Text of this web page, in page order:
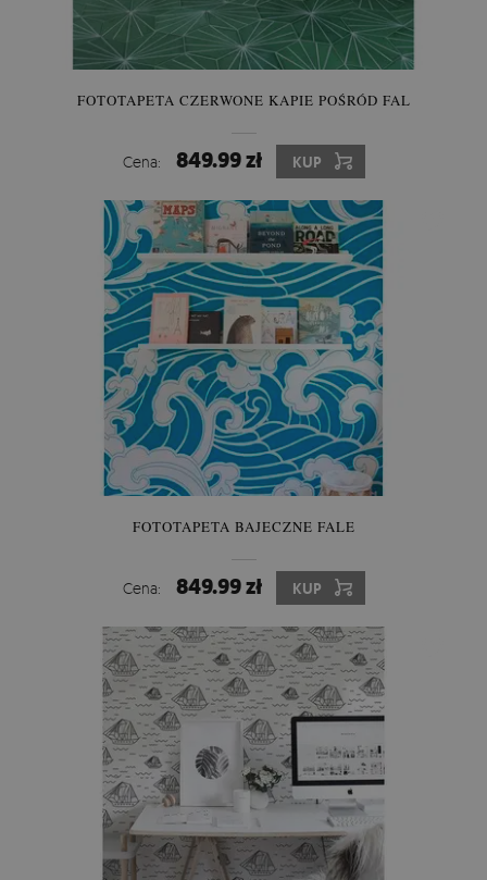
FOTOTAPETA CZERWONE KAPIE POŚRÓD FAL
Cena: 849.99 zł KUP
FOTOTAPETA BAJECZNE FALE
Cena: 849.99 zł KUP